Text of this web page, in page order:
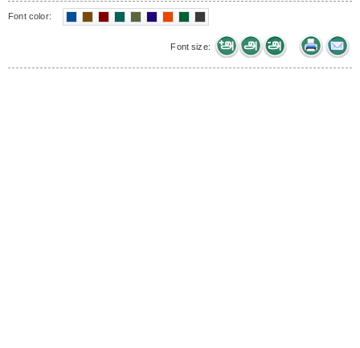
Font color:
Font size: